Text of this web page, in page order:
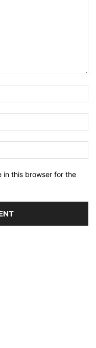
in this browser for the